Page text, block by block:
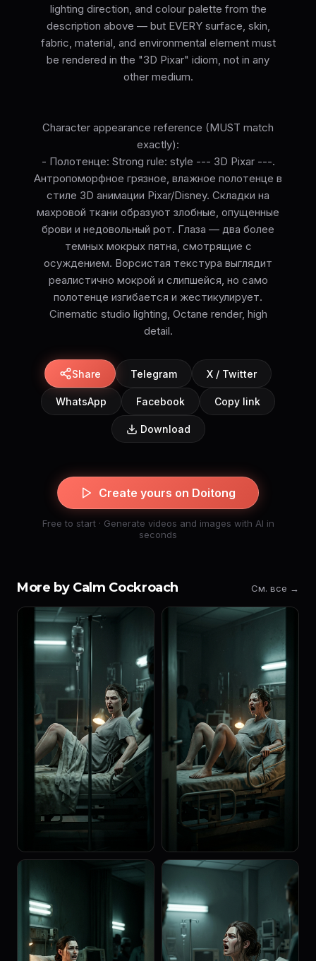
lighting direction, and colour palette from the
description above — but EVERY surface, skin,
fabric, material, and environmental element must
be rendered in the "3D Pixar" idiom, not in any
other medium.
Character appearance reference (MUST match
exactly):
- Полотенце: Strong rule: style --- 3D Pixar ---.
Антропоморфное грязное, влажное полотенце в
стиле 3D анимации Pixar/Disney. Складки на
махровой ткани образуют злобные, опущенные
брови и недовольный рот. Глаза — два более
темных мокрых пятна, смотрящие с
осуждением. Ворсистая текстура выглядит
реалистично мокрой и слипшейся, но само
полотенце изгибается и жестикулирует.
Cinematic studio lighting, Octane render, high
detail.
Share Telegram X / Twitter
WhatsApp Facebook Copy link
Download
Create yours on Doitong
Free to start · Generate videos and images with AI in
seconds
More by Calm Cockroach См. все →